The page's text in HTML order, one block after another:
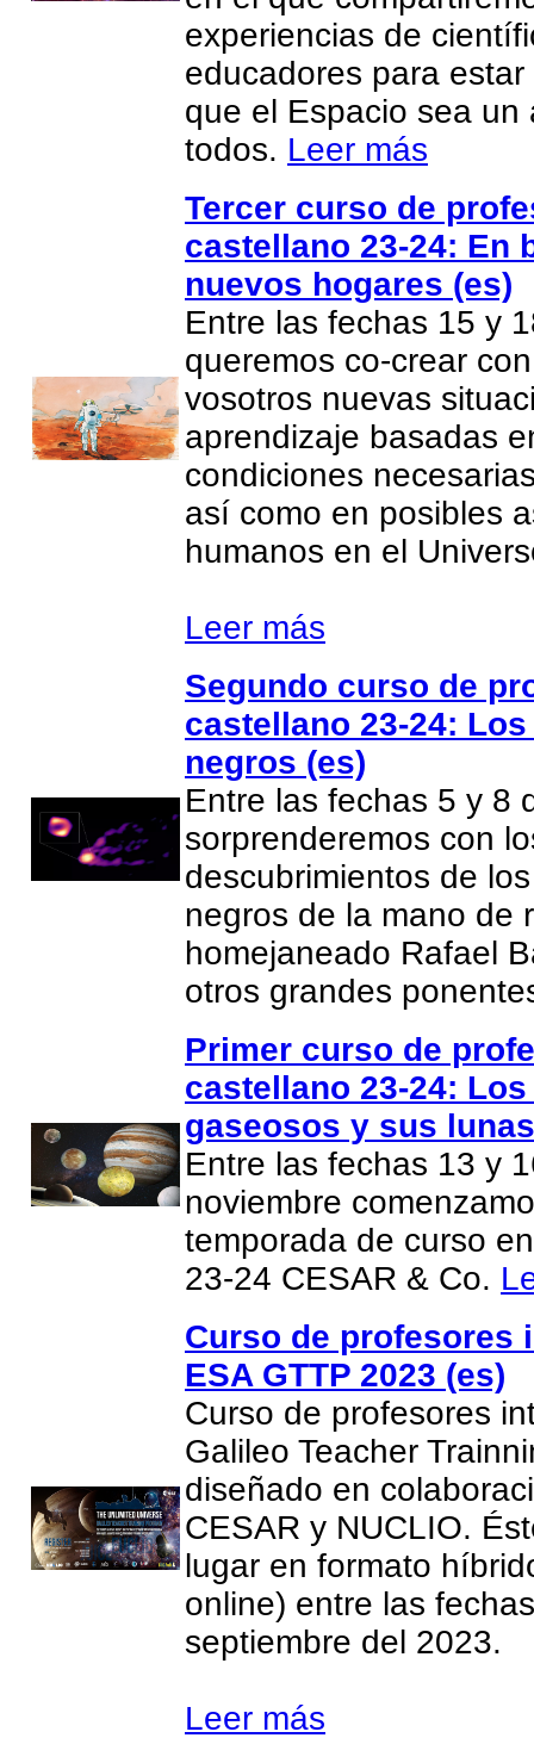
experiencias de
educadores para
que el Espacio sea un
todos. Leer más
Tercer curso de
castellano 23-24: En
nuevos hogares (es)
Entre las fechas 15 y
queremos co-crear
vosotros nuevas
aprendizaje basadas
condiciones
así como en posibles
humanos en el
Leer más
Segundo curso de
castellano 23-24:
negros (es)
Entre las fechas 5 y 8
sorprenderemos con
descubrimientos de
negros de la mano de
homejaneado Rafael
otros grandes
Primer curso de
castellano 23-24:
gaseosos y sus
Entre las fechas 13 y
noviembre
temporada de curso
23-24 CESAR & Co.
Curso de profesores
ESA GTTP 2023 (es)
Curso de profesores
Galileo Teacher
diseñado en
CESAR y NUCLIO.
lugar en formato
online) entre las
septiembre del 2023.
Leer más